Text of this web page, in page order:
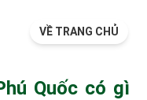
VỀ TRANG CHỦ
Quốc có gì